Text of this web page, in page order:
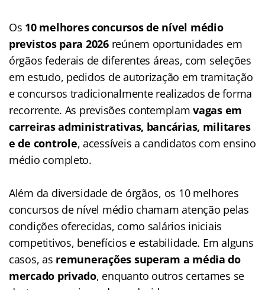
Os 10 melhores concursos de nível médio
previstos para 2026reúnem oportunidades em
órgãos federais de diferentes áreas, com seleções
em estudo, pedidos de autorização em tramitação
e concursos tradicionalmente realizados de forma
recorrente. As previsões contemplamvagas em
carreiras administrativas, bancárias, militares
e de controle, acessíveis a candidatos com ensino
médio completo.
Além da diversidade de órgãos, os 10 melhores
concursos de nível médio chamam atenção pelas
condições oferecidas, como salários iniciais
competitivos, benefícios e estabilidade. Em alguns
casos, as remunerações superam a média do
mercado privado, enquanto outros certames se